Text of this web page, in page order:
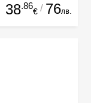
38.86
€ / 76лв.